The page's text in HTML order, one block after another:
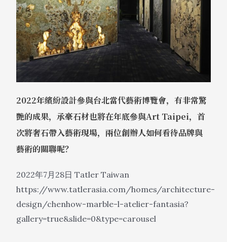
2022年繽紛設計參與台北當代藝術博覽會，有非常驚
艷的成果，承豪石材也將在年底參與Art Taipei，首
次將奢石帶入藝術現場，兩位創辦人如何看待品牌與
藝術的關聯呢？
2022年7月28日 Tatler Taiwan
https://www.tatlerasia.com/homes/architecture-
design/chenhow-marble-l-atelier-fantasia?
gallery=true&slide=0&type=carousel